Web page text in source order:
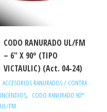
CODO RANURADO UL/FM
– 6″ X 90° (TIPO
VICTAULIC) (Act. 04-24)
ACCESORIOS RANURADOS / CONTRA
INCENDIOS, CODO RANURADO 90°
UL/FM